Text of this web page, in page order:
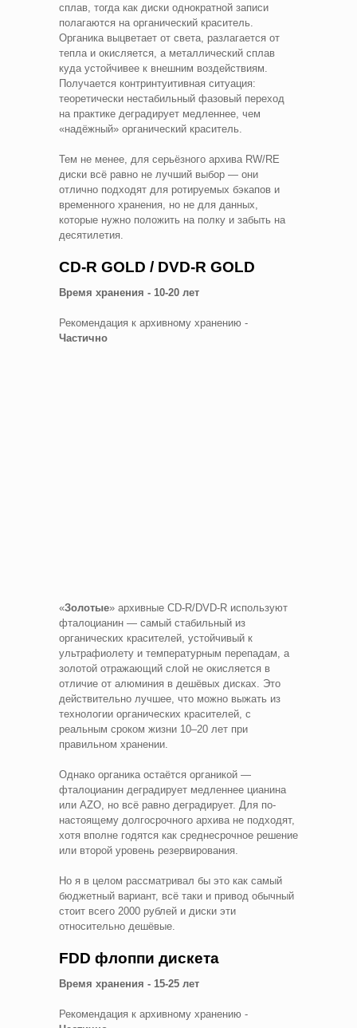
сплав, тогда как диски однократной записи
полагаются на органический краситель.
Органика выцветает от света, разлагается от
тепла и окисляется, а металлический сплав
куда устойчивее к внешним воздействиям.
Получается контринтуитивная ситуация:
теоретически нестабильный фазовый переход
на практике деградирует медленнее, чем
«надёжный» органический краситель.
Тем не менее, для серьёзного архива RW/RE
диски всё равно не лучший выбор — они
отлично подходят для ротируемых бэкапов и
временного хранения, но не для данных,
которые нужно положить на полку и забыть на
десятилетия.
CD-R GOLD / DVD-R GOLD
Время хранения - 10-20 лет
Рекомендация к архивному хранению -
Частично
«Золотые» архивные CD-R/DVD-R используют
фталоцианин — самый стабильный из
органических красителей, устойчивый к
ультрафиолету и температурным перепадам, а
золотой отражающий слой не окисляется в
отличие от алюминия в дешёвых дисках. Это
действительно лучшее, что можно выжать из
технологии органических красителей, с
реальным сроком жизни 10–20 лет при
правильном хранении.
Однако органика остаётся органикой —
фталоцианин деградирует медленнее цианина
или AZO, но всё равно деградирует. Для по-
настоящему долгосрочного архива не подходят,
хотя вполне годятся как среднесрочное решение
или второй уровень резервирования.
Но я в целом рассматривал бы это как самый
бюджетный вариант, всё таки и привод обычный
стоит всего 2000 рублей и диски эти
относительно дешёвые.
FDD флоппи дискета
Время хранения - 15-25 лет
Рекомендация к архивному хранению -